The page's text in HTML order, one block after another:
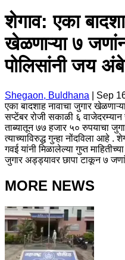
शेगाव: एका
खेळणाऱ्या ७
पोलिसांनी जय
Shegaon, Buldhana
Sep
एका बादशाह नावाचा जुगार
सप्टेंबर रोजी सकाळी ६
ताब्यातून ७७ हजार ५० रुपयाचा
त्याच्याविरुद्ध गुन्हा नोंदविला आहे
गवई यांनी मिळालेल्या गुप्त
जुगार अड्ड्यावर छापा टाकून ७
MORE NEWS